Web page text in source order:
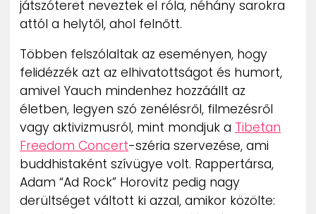
játszóteret neveztek el róla, néhány sarokra
attól a helytől, ahol felnőtt.
Többen felszólaltak az eseményen, hogy
felidézzék azt az elhivatottságot és humort,
amivel Yauch mindenhez hozzáállt az
életben, legyen szó zenélésről, filmezésről
vagy aktivizmusról, mint mondjuk a Tibetan
Freedom Concert-széria szervezése, ami
buddhistaként szívügye volt. Rappertársa,
Adam “Ad Rock” Horovitz pedig nagy
derültséget váltott ki azzal, amikor közölte: